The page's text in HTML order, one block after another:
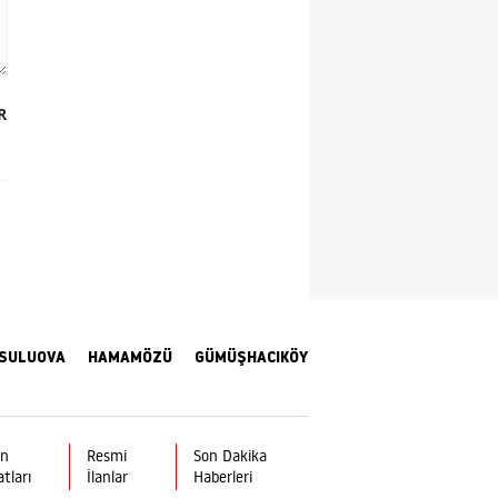
Şırnak
Ardahan
HAMAMÖZÜ GÜMÜŞHACIKÖY
Resmi
İlanlar
Son Dakika
Haberleri